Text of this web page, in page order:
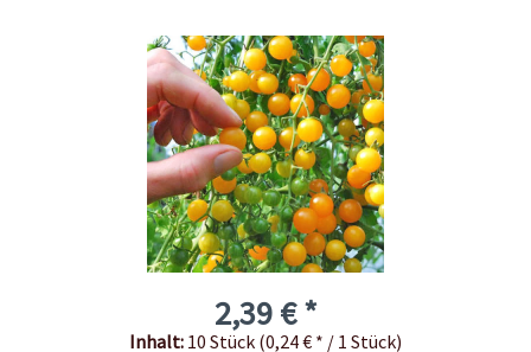
2,39 € *
Inhalt: 10 Stück (0,24 € * / 1 Stück)